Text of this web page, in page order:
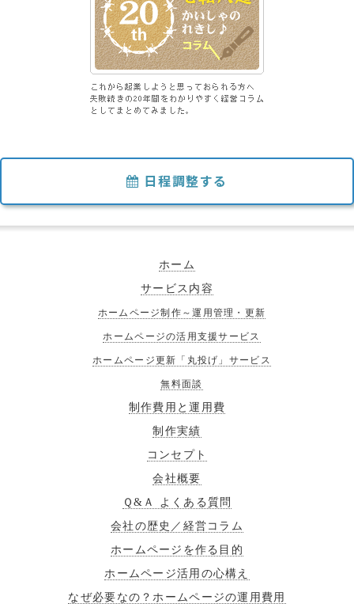
日程調整する
ホーム
サービス内容
ホームページ制作～運用管理・更新
ホームページの活用支援サービス
ホームページ更新「丸投げ」サービス
無料面談
制作費用と運用費
制作実績
コンセプト
会社概要
Ｑ&Ａ よくある質問
会社の歴史／経営コラム
ホームページを作る目的
ホームページ活用の心構え
なぜ必要なの？ホームページの運用費用